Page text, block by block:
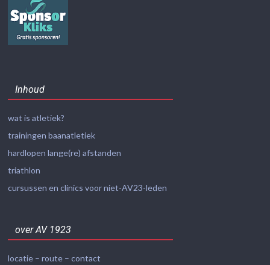
Inhoud
wat is atletiek?
trainingen baanatletiek
hardlopen lange(re) afstanden
triathlon
cursussen en clinics voor niet-AV23-leden
over AV 1923
locatie – route – contact